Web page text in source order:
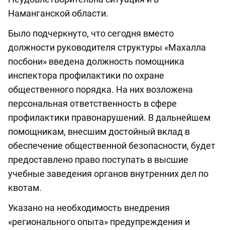
Наманганской области.
Было подчеркнуто, что сегодня вместо
должности руководителя структуры «Махалла
посбони» введена должность помощника
инспектора профилактики по охране
общественного порядка. На них возложена
персональная ответственность в сфере
профилактики правонарушений. В дальнейшем
помощникам, внесшим достойный вклад в
обеспечение общественной безопасности, будет
предоставлено право поступать в высшие
учебные заведения органов внутренних дел по
квотам.
Указано на необходимость внедрения
«регионального опыта» предупреждения и